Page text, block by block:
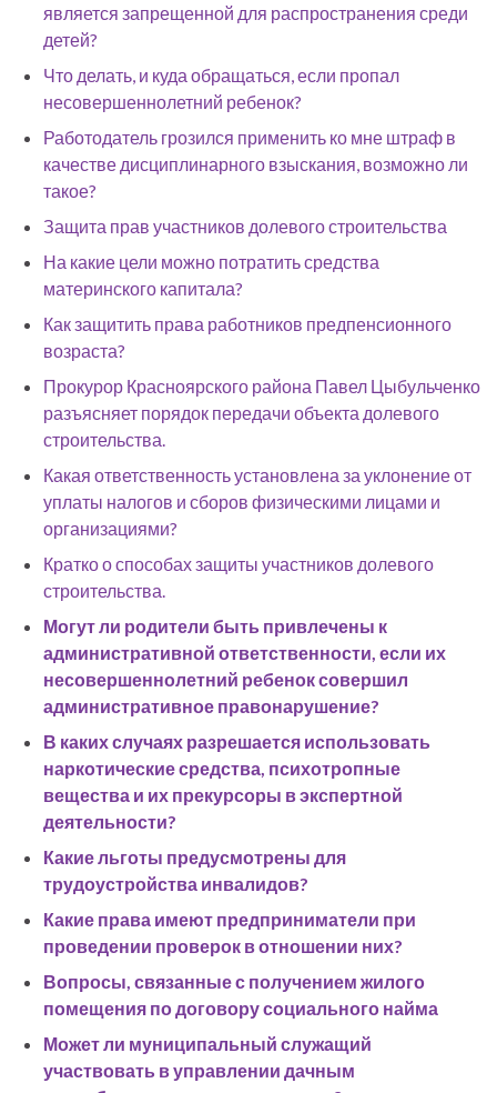
является запрещенной для распространения среди
детей?
Что делать, и куда обращаться, если пропал
несовершеннолетний ребенок?
Работодатель грозился применить ко мне штраф в
качестве дисциплинарного взыскания, возможно ли
такое?
Защита прав участников долевого строительства
На какие цели можно потратить средства
материнского капитала?
Как защитить права работников предпенсионного
возраста?
Прокурор Красноярского района Павел Цыбульченко
разъясняет порядок передачи объекта долевого
строительства.
Какая ответственность установлена за уклонение от
уплаты налогов и сборов физическими лицами и
организациями?
Кратко о способах защиты участников долевого
строительства.
Могут ли родители быть привлечены к
административной ответственности, если их
несовершеннолетний ребенок совершил
административное правонарушение?
В каких случаях разрешается использовать
наркотические средства, психотропные
вещества и их прекурсоры в экспертной
деятельности?
Какие льготы предусмотрены для
трудоустройства инвалидов?
Какие права имеют предприниматели при
проведении проверок в отношении них?
Вопросы, связанные с получением жилого
помещения по договору социального найма
Может ли муниципальный служащий
участвовать в управлении дачным